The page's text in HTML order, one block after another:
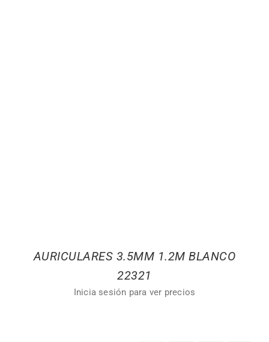
AURICULARES 3.5MM 1.2M BLANCO
22321
Inicia sesión para ver precios